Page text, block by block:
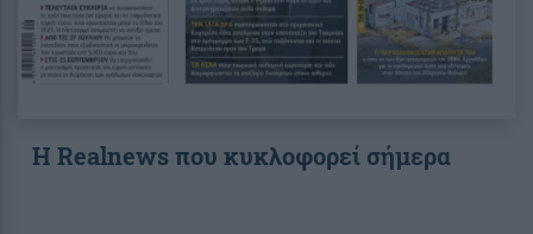
Η Realnews που κυκλοφορεί σήμερα